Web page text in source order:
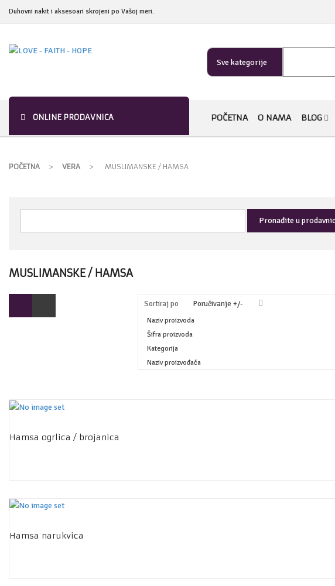
Duhovni nakit i aksesoari skrojeni po Vašoj meri.
Sve kategorije
ONLINE PRODAVNICA POČETNA O NAMA BLOG
POČETNA > VERA > MUSLIMANSKE / HAMSA
MUSLIMANSKE / HAMSA
Sortiraj po Poručivanje +/-
Naziv proizvoda
Šifra proizvoda
Kategorija
Naziv proizvođača
Hamsa ogrlica / brojanica
Hamsa narukvica